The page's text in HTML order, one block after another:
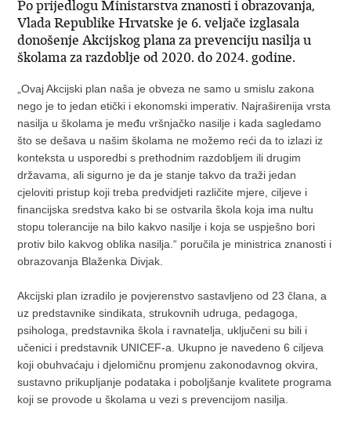
Po prijedlogu Ministarstva znanosti i obrazovanja,
Vlada Republike Hrvatske je 6. veljače izglasala
donošenje Akcijskog plana za prevenciju nasilja u
školama za razdoblje od 2020. do 2024. godine.
„Ovaj Akcijski plan naša je obveza ne samo u smislu zakona
nego je to jedan etički i ekonomski imperativ. Najraširenija vrsta
nasilja u školama je među vršnjačko nasilje i kada sagledamo
što se dešava u našim školama ne možemo reći da to izlazi iz
konteksta u usporedbi s prethodnim razdobljem ili drugim
državama, ali sigurno je da je stanje takvo da traži jedan
cjeloviti pristup koji treba predvidjeti različite mjere, ciljeve i
financijska sredstva kako bi se ostvarila škola koja ima nultu
stopu tolerancije na bilo kakvo nasilje i koja se uspješno bori
protiv bilo kakvog oblika nasilja.“ poručila je ministrica znanosti i
obrazovanja Blaženka Divjak.
Akcijski plan izradilo je povjerenstvo sastavljeno od 23 člana, a
uz predstavnike sindikata, strukovnih udruga, pedagoga,
psihologa, predstavnika škola i ravnatelja, uključeni su bili i
učenici i predstavnik UNICEF-a. Ukupno je navedeno 6 ciljeva
koji obuhvaćaju i djelomičnu promjenu zakonodavnog okvira,
sustavno prikupljanje podataka i poboljšanje kvalitete programa
koji se provode u školama u vezi s prevencijom nasilja.